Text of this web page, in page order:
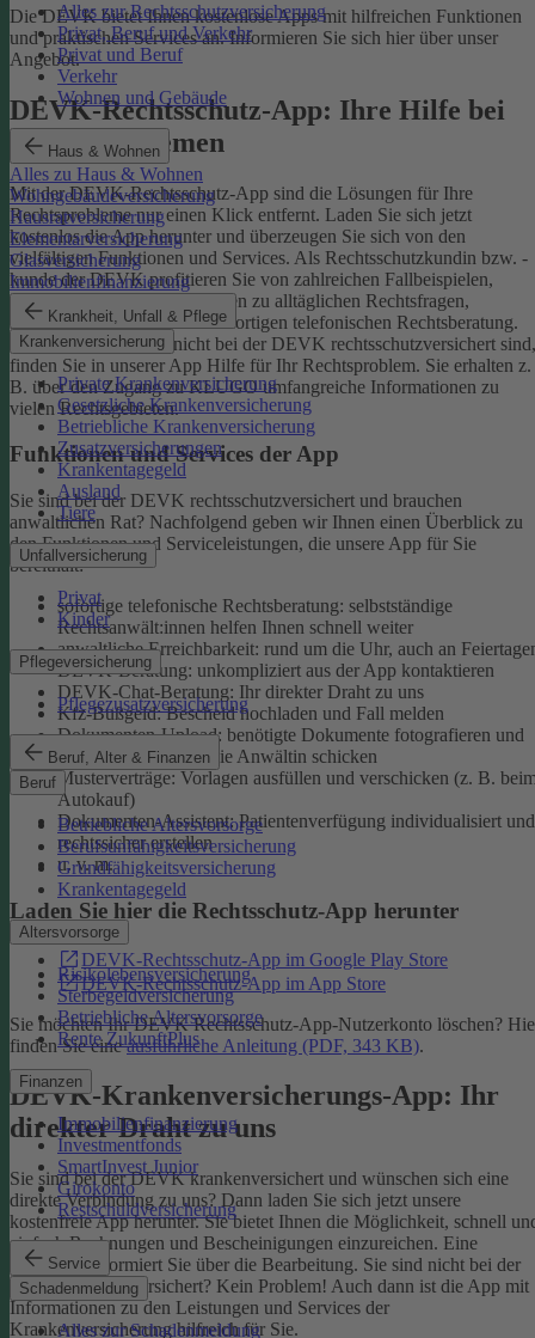
Alles zur Rechtsschutzversicherung
Privat, Beruf und Verkehr
Privat und Beruf
Verkehr
Wohnen und Gebäude
Haus & Wohnen
Alles zu Haus & Wohnen
Wohngebäudeversicherung
Hausratversicherung
Elementarversicherung
Glasversicherung
Immobilienfinanzierung
Krankheit, Unfall & Pflege
Krankenversicherung
Private Krankenversicherung
Gesetzliche Krankenversicherung
Betriebliche Krankenversicherung
Zusatzversicherungen
Krankentagegeld
Ausland
Tiere
Unfallversicherung
Privat
Kinder
Pflegeversicherung
Pflegezusatzversicherung
Beruf, Alter & Finanzen
Beruf
Betriebliche Altersvorsorge
Berufsunfähigkeitsversicherung
Grundfähigkeitsversicherung
Krankentagegeld
Altersvorsorge
Risikolebensversicherung
Sterbegeldversicherung
Betriebliche Altersvorsorge
Rente ZukunftPlus
Finanzen
Immobilienfinanzierung
Investmentfonds
SmartInvest Junior
Girokonto
Restschuldversicherung
Service
Schadenmeldung
Alles zur Schadenmeldung
Die DEVK bietet Ihnen kostenlose Apps mit hilfreichen Funktionen
und praktischen Services an. Informieren Sie sich hier über unser
Angebot.
DEVK-Rechtsschutz-App: Ihre Hilfe bei
Rechtsproblemen
Mit der DEVK-Rechtsschutz-App sind die Lösungen für Ihre
Rechtsprobleme nur einen Klick entfernt. Laden Sie sich jetzt
kostenlos die App herunter und überzeugen Sie sich von den
vielfältigen Funktionen und Services. Als Rechtsschutzkundin bzw. -
kunde der DEVK profitieren Sie von zahlreichen Fallbeispielen,
informativen Ratgeberbeiträgen zu alltäglichen Rechtsfragen,
Musterverträgen und einer sofortigen telefonischen Rechtsberatung.
Aber auch, wenn Sie nicht bei der DEVK rechtsschutzversichert sind,
finden Sie in unserer App Hilfe für Ihr Rechtsproblem. Sie erhalten z.
B. über den Zugang zu KLUGO umfangreiche Informationen zu
vielen Rechtsgebieten.
Funktionen und Services der App
Sie sind bei der DEVK rechtsschutzversichert und brauchen
anwaltlichen Rat? Nachfolgend geben wir Ihnen einen Überblick zu
den Funktionen und Serviceleistungen, die unsere App für Sie
bereithält:
sofortige telefonische Rechtsberatung: selbstständige
Rechtsanwält:innen helfen Ihnen schnell weiter
anwaltliche Erreichbarkeit: rund um die Uhr, auch an
DEVK-Beratung: unkompliziert aus der App kontaktieren
DEVK-Chat-Beratung: Ihr direkter Draht zu uns
Kfz-Bußgeld: Bescheid hochladen und Fall melden
Dokumenten-Upload: benötigte Dokumente fotografieren und
an den Anwalt oder die Anwältin schicken
Musterverträge: Vorlagen ausfüllen und verschicken (z. B.
Autokauf)
Dokumenten-Assistent: Patientenverfügung individualisiert und
rechtssicher erstellen
u. v. m.
Laden Sie hier die Rechtsschutz-App herunter
DEVK-Rechtsschutz-App im Google Play Store
DEVK-Rechtsschutz-App im App Store
Sie möchten Ihr DEVK Rechtsschutz-App-Nutzerkonto löschen?
finden Sie eineausführliche Anleitung (PDF, 343 KB).
DEVK-Krankenversicherungs-App: Ihr
direkter Draht zu uns
Sie sind bei der DEVK krankenversichert und wünschen sich eine
direkte Verbindung zu uns? Dann laden Sie sich jetzt unsere
kostenfreie App herunter. Sie bietet Ihnen die Möglichkeit, schnell
einfach Rechnungen und Bescheinigungen einzureichen. Eine
Nachricht informiert Sie über die Bearbeitung. Sie sind nicht bei der
DEVK krankenversichert? Kein Problem! Auch dann ist die App mit
Informationen zu den Leistungen und Services der
Krankenversicherung hilfreich für Sie.